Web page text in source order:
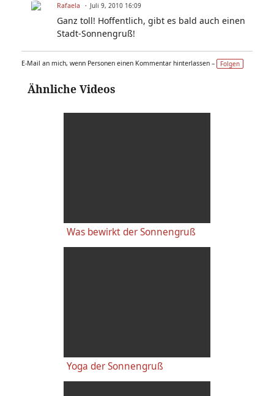
Rafaela Juli 9, 2010 16:09
Ganz toll! Hoffentlich, gibt es bald auch einen
Stadt-Sonnengruß!
E-Mail an mich, wenn Personen einen Kommentar hinterlassen – Folgen
Ähnliche Videos
Was bewirkt der Sonnengruß
Yoga der Sonnengruß